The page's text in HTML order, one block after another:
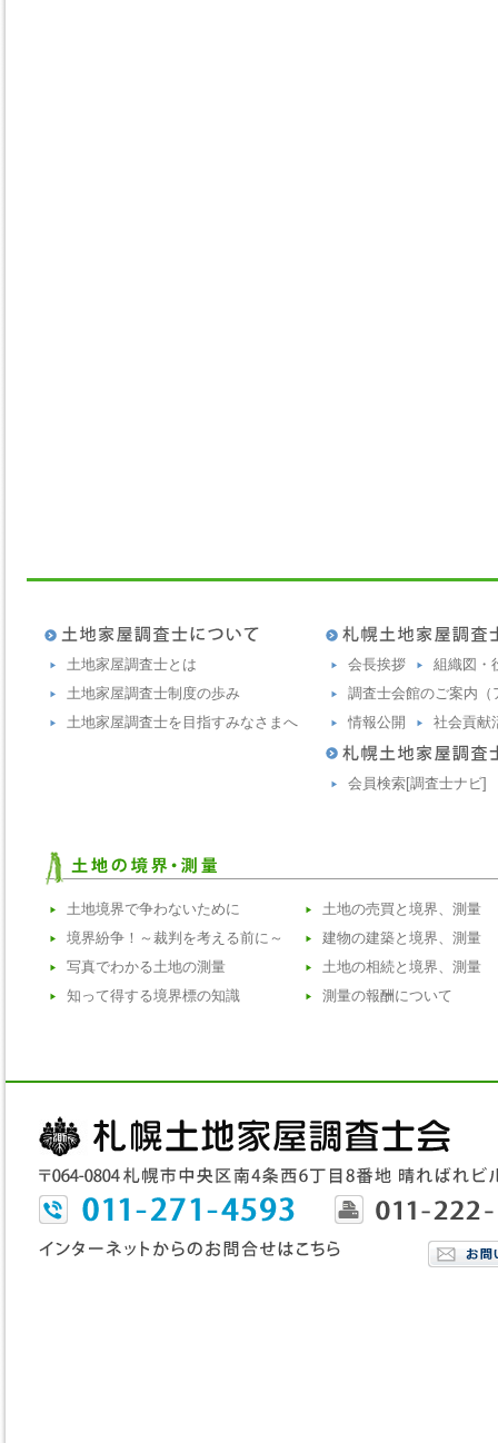
土地家屋調査士とは
土地家屋調査士制度の歩み
土地家屋調査士を目指すみなさまへ
会長挨拶
組織図・
調査士会館のご案内（
情報公開
社会貢献
会員検索[調査士ナビ]
土地境界で争わないために
境界紛争！～裁判を考える前に～
写真でわかる土地の測量
知って得する境界標の知識
土地の売買と境界、測量
建物の建築と境界、測量
土地の相続と境界、測量
測量の報酬について